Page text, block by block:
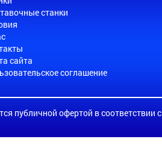
станки
сайта
соглашение
публичной офертой в соответствии с